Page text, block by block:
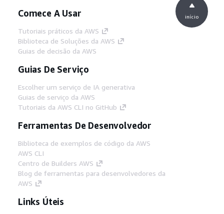
Comece A Usar
Tutoriais práticos da AWS
Biblioteca de Soluções da AWS
Guias de decisão da AWS
Guias De Serviço
Escolher um serviço de IA generativa
Guias de serviço da AWS
Tutoriais da AWS CLI no GitHub
Ferramentas De Desenvolvedor
Biblioteca de exemplos de código da AWS
AWS CLI
Centro de Builders AWS
Blog de ferramentas para desenvolvedores da
AWS
Links Úteis
início